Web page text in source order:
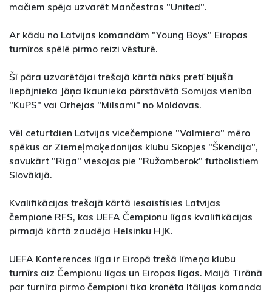
mačiem spēja uzvarēt Mančestras "United".
Ar kādu no Latvijas komandām "Young Boys" Eiropas
turnīros spēlē pirmo reizi vēsturē.
Šī pāra uzvarētājai trešajā kārtā nāks pretī bijušā
liepājnieka Jāņa Ikaunieka pārstāvētā Somijas vienība
"KuPS" vai Orhejas "Milsami" no Moldovas.
Vēl ceturtdien Latvijas vicečempione "Valmiera" mēro
spēkus ar Ziemeļmaķedonijas klubu Skopjes "Škendija",
savukārt "Riga" viesojas pie "Ružomberok" futbolistiem
Slovākijā.
Kvalifikācijas trešajā kārtā iesaistīsies Latvijas
čempione RFS, kas UEFA Čempionu līgas kvalifikācijas
pirmajā kārtā zaudēja Helsinku HJK.
UEFA Konferences līga ir Eiropā trešā līmeņa klubu
turnīrs aiz Čempionu līgas un Eiropas līgas. Maijā Tirānā
par turnīra pirmo čempioni tika kronēta Itālijas komanda